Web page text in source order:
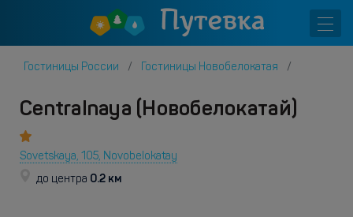
Гостиницы России Гостиницы Новобелокатая
Centralnaya (Новобелокатай)
Sovetskaya, 105, Novobelokatay
до центра 0.2 км